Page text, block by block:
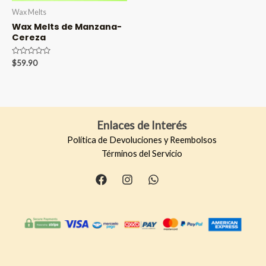
Wax Melts
Wax Melts de Manzana-
Cereza
Valorado
en
$59.90
Enlaces de Interés
Política de Devoluciones y Reembolsos
Términos del Servicio